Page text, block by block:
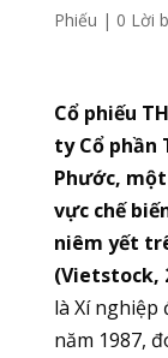
Phiếu | 0 Lời
Cổ phiếu
ty Cổ phần
Phước,
vực chế
niêm yết
(Vietstock,
là Xí
năm 1987,